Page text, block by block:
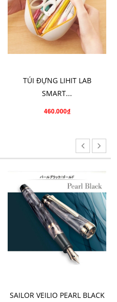
TÚI ĐỰNG LIHIT LAB
SMART...
460.000₫
SAILOR VEILIO PEARL BLACK